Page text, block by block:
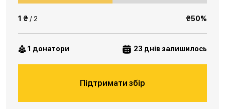
1 ₴ / 2 ₴50%
1 донатори 23 днів залишилось
Підтримати збір